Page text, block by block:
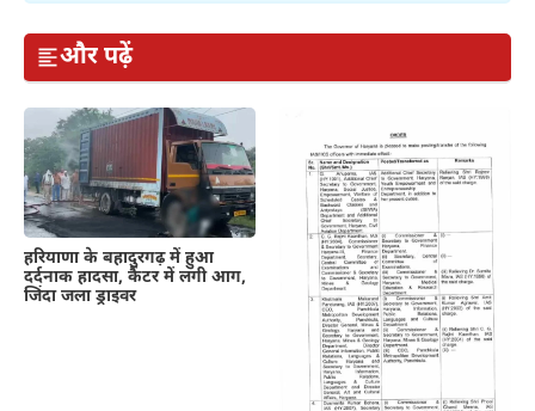
और पढ़ें
हरियाणा के बहादुरगढ़ में हुआ
दर्दनाक हादसा, कैंटर में लगी आग,
जिंदा जला ड्राइवर